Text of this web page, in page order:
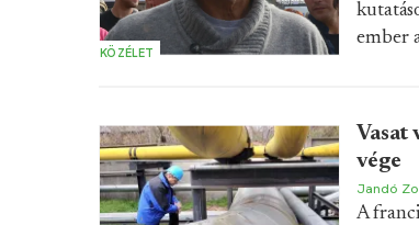
KÖZÉLET
ember
Vasat
vége
Jandó
A